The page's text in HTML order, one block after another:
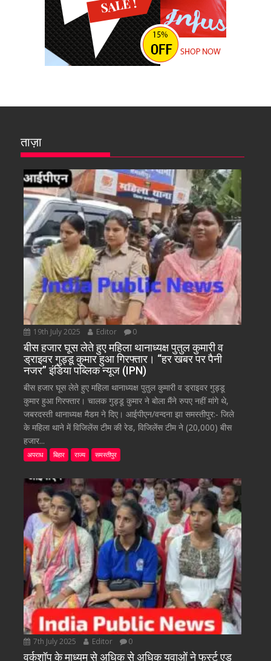
ताज़ा
19th July 2025 Editor 0
बीस हजार घूस लेते हुए महिला थानाध्यक्ष पुतुल कुमारी व
ड्राइवर गुड्डू कुमार हुआ गिरफ्तार। “हर खबर पर पैनी
नजर” इंडिया पब्लिक न्यूज (IPN)
बीस हजार घूस लेते हुए महिला थानाध्यक्ष पुतुल कुमारी व ड्राइवर गुड्डू
कुमार हुआ गिरफ्तार। चालक गुड्डू कुमार ने बोला मैंने रुपए नहीं मांगे थे,
जबरदस्ती थानाध्यक्ष मैडम ने दिए। आईपीएन/वन्दना झा समस्तीपुर:- जिले
के महिला थाने में विजिलेंस टीम की रेड, विजिलेंस टीम ने (20,000) बीस
हजार...
अपराध बिहार राज्य समस्तीपुर
7th July 2025 Editor 0
वर्कशॉप के माध्यम से अधिक से अधिक युवाओं ने फर्स्ट एड